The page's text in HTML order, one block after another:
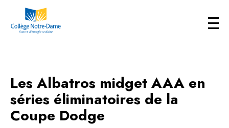
Les Albatros midget AAA en
séries éliminatoires de la
Coupe Dodge